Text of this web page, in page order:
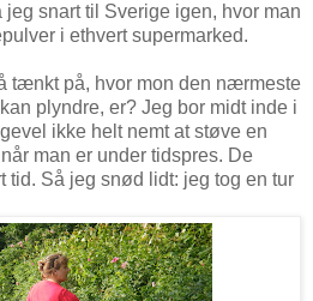
jeg snart til Sverige igen, hvor man
i ethvert supermarked.
tænkt på, hvor mon den nærmeste
plyndre, er? Jeg bor midt inde i
ikke helt nemt at støve en
man er under tidspres. De
tid. Så jeg snød lidt: jeg tog en tur